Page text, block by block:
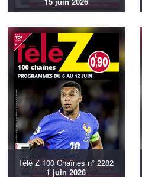
Télé Z 100 Chaînes n° 2282
1 juin 2026